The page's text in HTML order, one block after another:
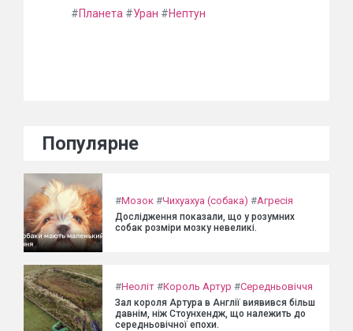
#Планета #Уран #Нептун
Популярне
#Мозок #Чихуахуа (собака) #Агресія
Дослідження показали, що у розумних
собак розміри мозку невеликі.
#Неоліт #Король Артур #Середньовіччя
Зал короля Артура в Англії виявився більш
давнім, ніж Стоунхендж, що належить до
середньовічної епохи.